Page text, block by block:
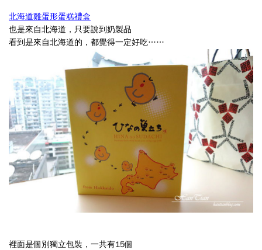
北海道雞蛋形蛋糕禮盒
也是來自北海道，只要說到奶製品
看到是來自北海道的，都覺得一定好吃……
裡面是個別獨立包裝，一共有15個
口
處，
被
入
口
處
的
商